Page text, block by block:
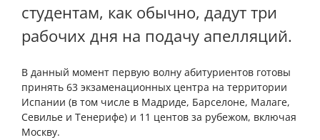
студентам, как обычно, дадут три
рабочих дня на подачу апелляций.
В данный момент первую волну абитуриентов готовы
принять 63 экзаменационных центра на территории
Испании (в том числе в Мадриде, Барселоне, Малаге,
Севилье и Тенерифе) и 11 центов за рубежом, включая
Москву.